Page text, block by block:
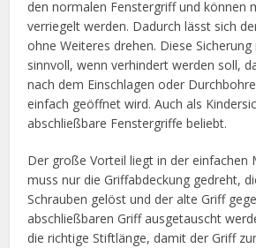
den normalen Fenstergriff und können
verriegelt werden. Dadurch lässt sich
ohne Weiteres drehen. Diese
sinnvoll, wenn verhindert werden soll,
nach dem Einschlagen oder
einfach geöffnet wird. Auch als
abschließbare Fenstergriffe beliebt.
Der große Vorteil liegt in der einfachen
muss nur die Griffabdeckung gedreht,
Schrauben gelöst und der alte Griff
abschließbaren Griff ausgetauscht
die richtige Stiftlänge, damit der Griff